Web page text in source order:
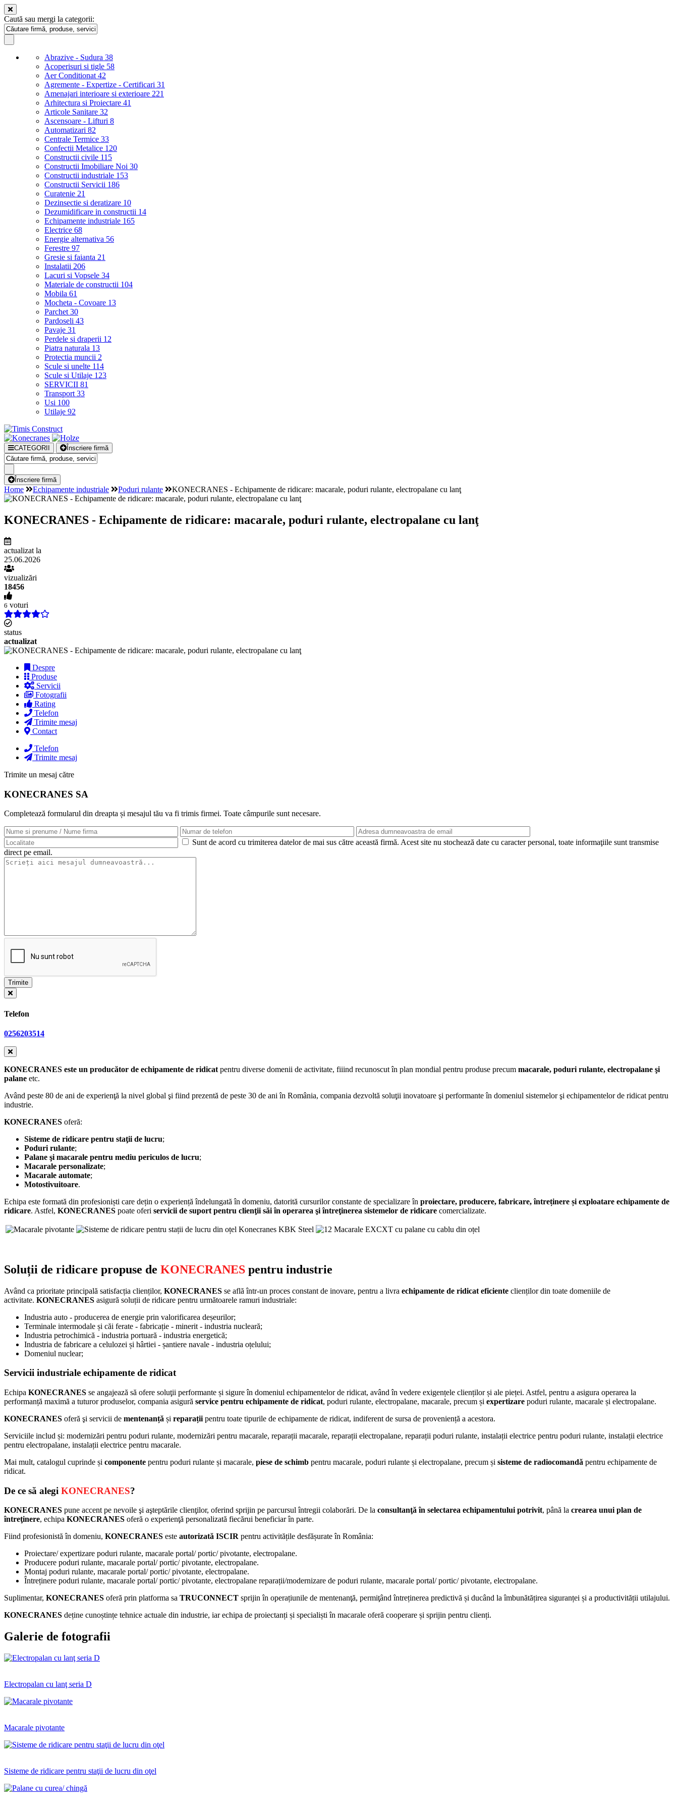
Caută sau mergi la categorii:
Abrazive - Sudura 38
Acoperisuri si tigle 58
Aer Conditionat 42
Agremente - Expertize - Certificari 31
Amenajari interioare si exterioare 221
Arhitectura si Proiectare 41
Articole Sanitare 32
Ascensoare - Lifturi 8
Automatizari 82
Centrale Termice 33
Confectii Metalice 120
Constructii civile 115
Constructii Imobiliare Noi 30
Constructii industriale 153
Constructii Servicii 186
Curatenie 21
Dezinsectie si deratizare 10
Dezumidificare in constructii 14
Echipamente industriale 165
Electrice 68
Energie alternativa 56
Ferestre 97
Gresie si faianta 21
Instalatii 206
Lacuri si Vopsele 34
Materiale de constructii 104
Mobila 61
Mocheta - Covoare 13
Parchet 30
Pardoseli 43
Pavaje 31
Perdele si draperii 12
Piatra naturala 13
Protectia muncii 2
Scule si unelte 114
Scule si Utilaje 123
SERVICII 81
Transport 33
Usi 100
Utilaje 92
CATEGORII Înscriere firmă
Înscriere firmă
Home Echipamente industriale Poduri rulante KONECRANES - Echipamente de ridicare: macarale, poduri rulante, electropalane cu lanţ
KONECRANES - Echipamente de ridicare: macarale, poduri rulante, electropalane cu lanţ
actualizat la
25.06.2026
vizualizări
18456
6 voturi
status
actualizat
Despre
Produse
Servicii
Fotografii
Rating
Telefon
Trimite mesaj
Contact
Telefon
Trimite mesaj
Trimite un mesaj către
KONECRANES SA
Completează formularul din dreapta și mesajul tău va fi trimis firmei. Toate câmpurile sunt necesare.
Sunt de acord cu trimiterea datelor de mai sus către această firmă. Acest site nu stochează date cu caracter personal, toate informaţiile sunt transmise
direct pe email.
Telefon
0256203514
KONECRANES este un producător de echipamente de ridicat pentru diverse domenii de activitate, fiiind recunoscut în plan mondial pentru produse precum macarale, poduri rulante, electropalane şi
palane etc.
Având peste 80 de ani de experienţă la nivel global şi fiind prezentă de peste 30 de ani în România, compania dezvoltă soluţii inovatoare şi performante în domeniul sistemelor şi echipamentelor de ridicat pentru
industrie.
KONECRANES oferă:
Sisteme de ridicare pentru staţii de lucru;
Poduri rulante;
Palane şi macarale pentru mediu periculos de lucru;
Macarale personalizate;
Macarale automate;
Motostivuitoare.
Echipa este formată din profesioniști care dețin o experiență îndelungată în domeniu, datorită cursurilor constante de specializare în proiectare, producere, fabricare, întreținere și exploatare echipamente de
ridicare. Astfel, KONECRANES poate oferi servicii de suport pentru clienţii săi în operarea şi întreţinerea sistemelor de ridicare comercializate.
Soluții de ridicare propuse de KONECRANES pentru industrie
Având ca prioritate principală satisfacția clienților, KONECRANES se află într-un proces constant de inovare, pentru a livra echipamente de ridicat eficiente clienților din toate domeniile de
activitate. KONECRANES asigură soluții de ridicare pentru următoarele ramuri industriale:
Industria auto - producerea de energie prin valorificarea deșeurilor;
Terminale intermodale și căi ferate - fabricație - minerit - industria nucleară;
Industria petrochimică - industria portuară - industria energetică;
Industria de fabricare a celulozei și hârtiei - șantiere navale - industria oțelului;
Domeniul nuclear;
Servicii industriale echipamente de ridicat
Echipa KONECRANES se angajează să ofere soluţii performante și sigure în domeniul echipamentelor de ridicat, având în vedere exigențele clienților și ale pieței. Astfel, pentru a asigura operarea la
performanță maximă a tuturor produselor, compania asigură service pentru echipamente de ridicat, poduri rulante, electropalane, macarale, precum și expertizare poduri rulante, macarale și electropalane.
KONECRANES oferă şi servicii de mentenanță și reparații pentru toate tipurile de echipamente de ridicat, indiferent de sursa de proveniență a acestora.
Serviciile includ și: modernizări pentru poduri rulante, modernizări pentru macarale, reparații macarale, reparații electropalane, reparații poduri rulante, instalații electrice pentru poduri rulante, instalații electrice
pentru electropalane, instalații electrice pentru macarale.
Mai mult, catalogul cuprinde și componente pentru poduri rulante și macarale, piese de schimb pentru macarale, poduri rulante și electropalane, precum și sisteme de radiocomandă pentru echipamente de
ridicat.
De ce să alegi KONECRANES?
KONECRANES pune accent pe nevoile şi aşteptările clienţilor, oferind sprijin pe parcursul întregii colaborări. De la consultanţă în selectarea echipamentului potrivit, până la crearea unui plan de
întreţinere, echipa KONECRANES oferă o experienţă personalizată fiecărui beneficiar în parte.
Fiind profesionistă în domeniu, KONECRANES este autorizată ISCIR pentru activitățile desfășurate în România:
Proiectare/ expertizare poduri rulante, macarale portal/ portic/ pivotante, electropalane.
Producere poduri rulante, macarale portal/ portic/ pivotante, electropalane.
Montaj poduri rulante, macarale portal/ portic/ pivotante, electropalane.
Întreținere poduri rulante, macarale portal/ portic/ pivotante, electropalane reparații/modernizare de poduri rulante, macarale portal/ portic/ pivotante, electropalane.
Suplimentar, KONECRANES oferă prin platforma sa TRUCONNECT sprijin în operațiunile de mentenanţă, permiţând întreținerea predictivă și ducând la îmbunătățirea siguranței și a productivității utilajului.
KONECRANES deține cunoștințe tehnice actuale din industrie, iar echipa de proiectanți și specialiști în macarale oferă cooperare și sprijin pentru clienți.
Galerie de fotografii
Electropalan cu lanţ seria D
Macarale pivotante
Sisteme de ridicare pentru staţii de lucru din oţel